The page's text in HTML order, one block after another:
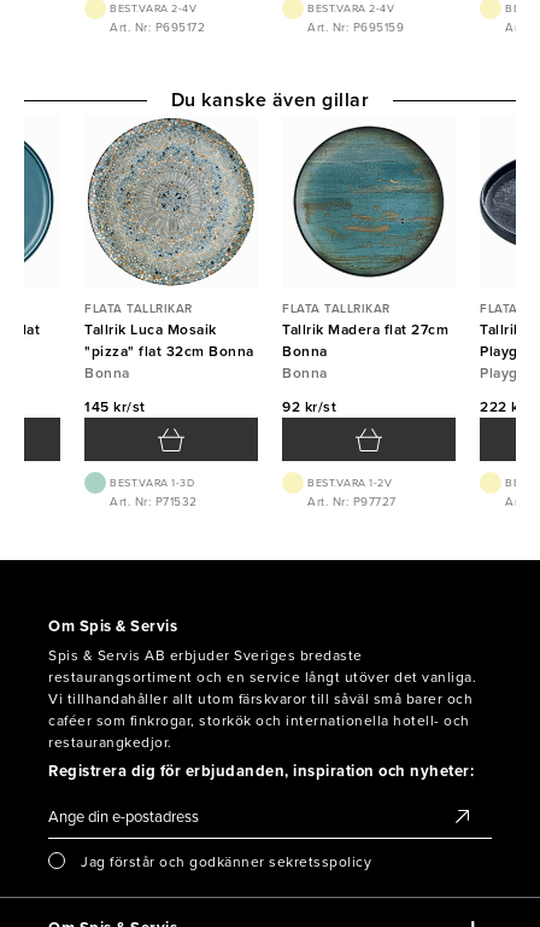
BEST.VARA 2-4V
Art. Nr: P695172
BEST.VARA 2-4V
Art. Nr: P695159 Art.
flat
FLATA TALLRIKAR
Tallrik Luca Mosaik
"pizza" flat 32cm Bonna
Bonna
145 kr/st
BEST.VARA 1-3D
Art. Nr: P71532
FLATA TALLRIKAR
Tallrik Madera flat 27cm
Bonna
Bonna
92 kr/st
BEST.VARA 1-2V
Art. Nr: P97727
FLATA
Tallrik
222 kr/
Art.
Du kanske även gillar
Om Spis & Servis
Spis & Servis AB erbjuder Sveriges bredaste
restaurangsortiment och en service långt utöver det vanliga.
Vi tillhandahåller allt utom färskvaror till såväl små barer och
caféer som finkrogar, storkök och internationella hotell- och
restaurangkedjor.
Registrera dig för erbjudanden, inspiration och nyheter:
Jag förstår och godkänner sekretsspolicy